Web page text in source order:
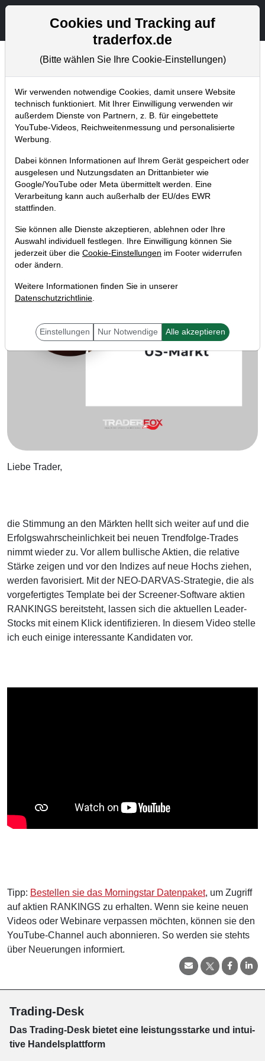
Aktien- und Artikelsuche
Trader-Blog
Home Blog Trader-Blog
NEO-DARVAS – Das sind die
aktuellen Leader-Stocks am US-
Markt
15.11.2022 um 12:00 Uhr |A. Zehetner
Liebe Trader,
die Stimmung an den Märkten hellt sich weiter auf und die
Erfolgswahrscheinlichkeit bei neuen Trendfolge-Trades
nimmt wieder zu. Vor allem bullische Aktien, die relative
Stärke zeigen und vor den Indizes auf neue Hochs ziehen,
werden favorisiert. Mit der NEO-DARVAS-Strategie, die als
vorgefertigtes Template bei der Screener-Software aktien
RANKINGS bereitsteht, lassen sich die aktuellen Leader-
Stocks mit einem Klick identifizieren. In diesem Video stelle
ich euch einige interessante Kandidaten vor.
Tipp: Bestellen sie das Morningstar Datenpaket, um Zugriff
auf aktien RANKINGS zu erhalten. Wenn sie keine neuen
Videos oder Webinare verpassen möchten, können sie den
YouTube-Channel auch abonnieren. So werden sie stehts
über Neuerungen informiert.
Trading-Desk
Das Trading-Desk bie­tet eine leis­tungs­star­ke und in­tui­
tive Han­dels­platt­form
Cookies und Tracking auf
traderfox.de
(Bitte wählen Sie Ihre Cookie-Einstellungen)
Wir verwenden notwendige Cookies, damit unsere Website
technisch funktioniert. Mit Ihrer Einwilligung verwenden wir
außerdem Dienste von Partnern, z. B. für eingebettete
YouTube-Videos, Reichweitenmessung und personalisierte
Werbung.
Dabei können Informationen auf Ihrem Gerät gespeichert oder
ausgelesen und Nutzungsdaten an Drittanbieter wie
Google/YouTube oder Meta übermittelt werden. Eine
Verarbeitung kann auch außerhalb der EU/des EWR
stattfinden.
Sie können alle Dienste akzeptieren, ablehnen oder Ihre
Auswahl individuell festlegen. Ihre Einwilligung können Sie
jederzeit über die Cookie-Einstellungen im Footer widerrufen
oder ändern.
Weitere Informationen finden Sie in unserer
Datenschutzrichtlinie.
Einstellungen Nur Notwendige Alle akzeptieren